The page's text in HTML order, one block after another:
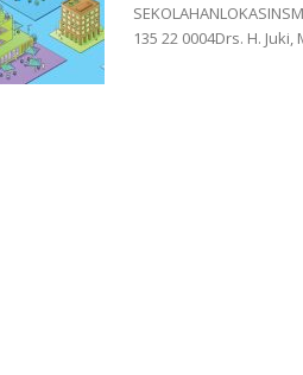
135 22 0004Drs. H.